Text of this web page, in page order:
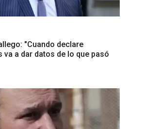
"Cuando declare
va a dar datos de lo que pasó